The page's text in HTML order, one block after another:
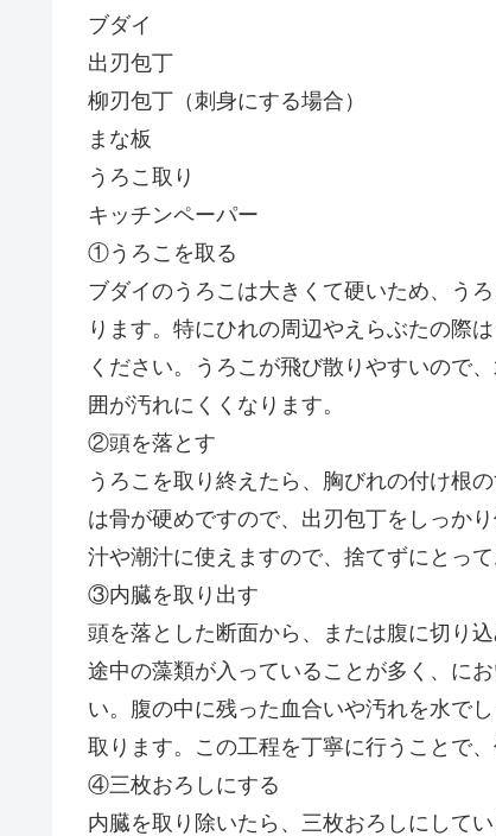
ブダイ
出刃包丁
柳刃包丁（刺身にする場合）
まな板
うろこ取り
キッチンペーパー
①うろこを取る
ブダイのうろこは大きくて硬いため、う
ります。特にひれの周辺やえらぶたの際
ください。うろこが飛び散りやすいので
囲が汚れにくくなります。
②頭を落とす
うろこを取り終えたら、胸びれの付け根
は骨が硬めですので、出刃包丁をしっか
汁や潮汁に使えますので、捨てずにとって
③内臓を取り出す
頭を落とした断面から、または腹に切り
途中の藻類が入っていることが多く、に
い。腹の中に残った血合いや汚れを水で
取ります。この工程を丁寧に行うことで
④三枚おろしにする
内臓を取り除いたら、三枚おろしにして